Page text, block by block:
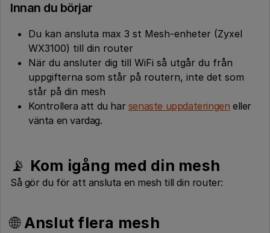
Innan du börjar
Du kan ansluta max 3 st Mesh-enheter (Zyxel
WX3100) till din router
När du ansluter dig till WiFi så utgår du från
uppgifterna som står på routern, inte det som
står på din mesh
Kontrollera att du har senaste uppdateringen eller
vänta en vardag.
📡 Kom igång med din mesh
Så gör du för att ansluta en mesh till din router:
🌐Anslut flera mesh